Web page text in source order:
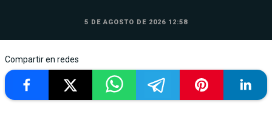
5 DE AGOSTO DE 2026 12:58
Compartir en redes